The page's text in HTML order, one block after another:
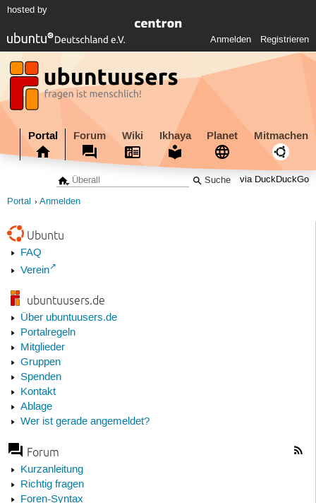
hosted by
Anmelden Registrieren
Portal Forum Wiki Ikhaya Planet Mitmachen
via DuckDuckGo
Portal Anmelden
Ubuntu
FAQ
Verein
ubuntuusers.de
Über ubuntuusers.de
Portalregeln
Mitglieder
Gruppen
Spenden
Kontakt
Ablage
Wer ist gerade angemeldet?
Forum
Kurzanleitung
Richtig fragen
Foren-Syntax